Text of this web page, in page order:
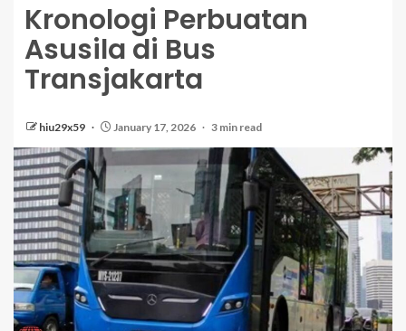
Kronologi Perbuatan
Asusila di Bus
Transjakarta
hiu29x59 January 17, 2026 3 min read